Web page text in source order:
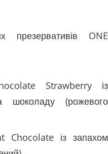
презервативів ONE
Strawberry із
шоколаду (рожевого
Chocolate із запахом